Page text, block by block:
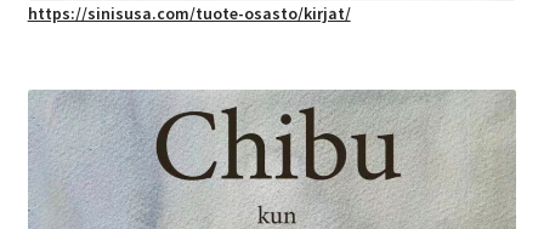
https://sinisusa.com/tuote-osasto/kirjat/